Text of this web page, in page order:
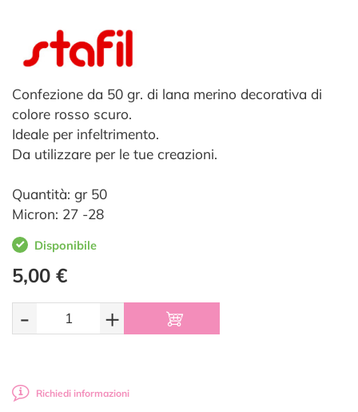
Confezione da 50 gr. di lana merino decorativa di
colore rosso scuro.
Ideale per infeltrimento.
Da utilizzare per le tue creazioni.
Quantità: gr 50
Micron: 27 -28
Disponibile
5,00 €
- +
Richiedi informazioni